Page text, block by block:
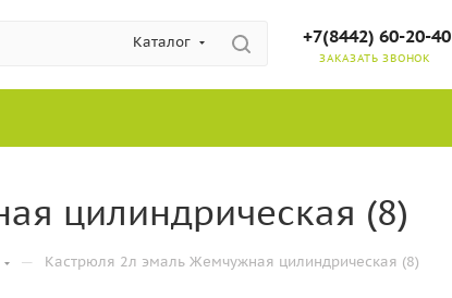
Каталог +7(8442) 60-20-40
ЗАКАЗАТЬ ЗВОНОК
цилиндрическая (8)
— Кастрюля 2л эмаль Жемчужная цилиндрическая (8)